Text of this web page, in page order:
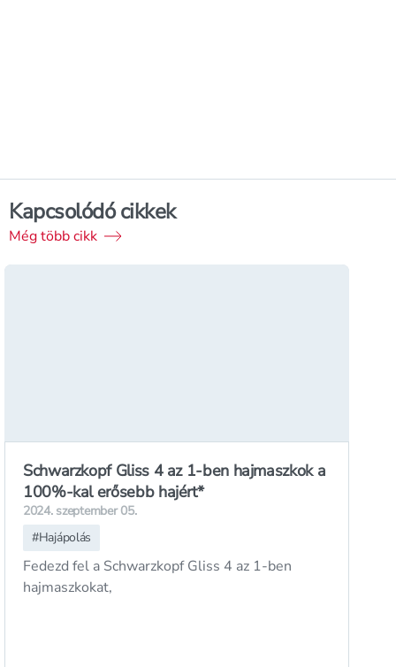
Kapcsolódó cikkek
Még több cikk
Schwarzkopf Gliss 4 az 1-ben hajmaszkok a
100%-kal erősebb hajért*
2024. szeptember 05.
#Hajápolás
Fedezd fel a Schwarzkopf Gliss 4 az 1-ben
hajmaszkokat,